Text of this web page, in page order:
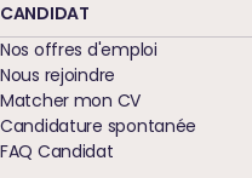
CANDIDAT
Nos offres d'emploi
Nous rejoindre
Matcher mon CV
Candidature spontanée
FAQ Candidat